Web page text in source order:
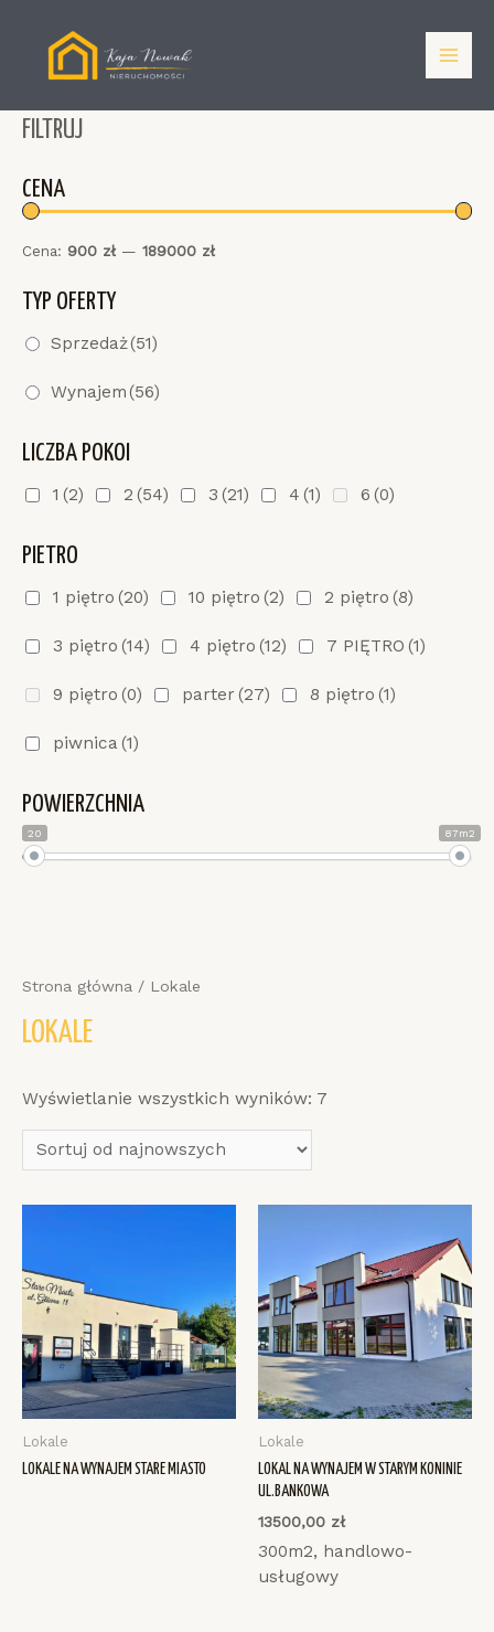
content
Main
FILTRUJ
CENA
Cena: 900 zł — 189000 zł
TYP OFERTY
Sprzedaż(51)
Wynajem(56)
LICZBA POKOI
1 (2) 2 (54) 3 (21) 4 (1) 6 (0)
PIETRO
1 piętro (20) 10 piętro (2) 2 piętro (8)
3 piętro (14) 4 piętro (12) 7 PIĘTRO (1)
9 piętro (0) parter(27) 8 piętro (1)
piwnica (1)
POWIERZCHNIA
20 87m2
Strona główna / Lokale
LOKALE
Wyświetlanie wszystkich wyników: 7
Lokale
LOKALE NA WYNAJEM STARE MIASTO
Lokale
LOKAL NA WYNAJEM W STARYM KONINIE
UL.BANKOWA
13500,00 zł
300m2, handlowo-
usługowy